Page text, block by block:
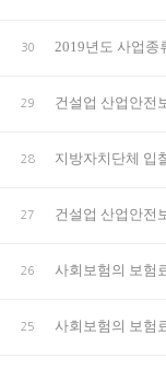
30 2019년도 사업종
29 건설업 산업안전
28 지방자치단체 입
27 건설업 산업안전
26 사회보험의 보험
25 사회보험의 보험